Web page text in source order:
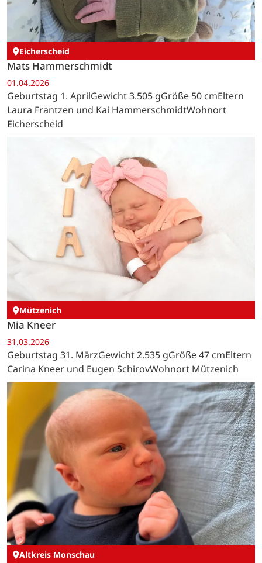
Eicherscheid
Mats Hammerschmidt
01.04.2026
Geburtstag 1. AprilGewicht 3.505 gGröße 50 cmEltern
Laura Frantzen und Kai HammerschmidtWohnort
Eicherscheid
Mützenich
Mia Kneer
31.03.2026
Geburtstag 31. MärzGewicht 2.535 gGröße 47 cmEltern
Carina Kneer und Eugen SchirovWohnort Mützenich
Altkreis Monschau